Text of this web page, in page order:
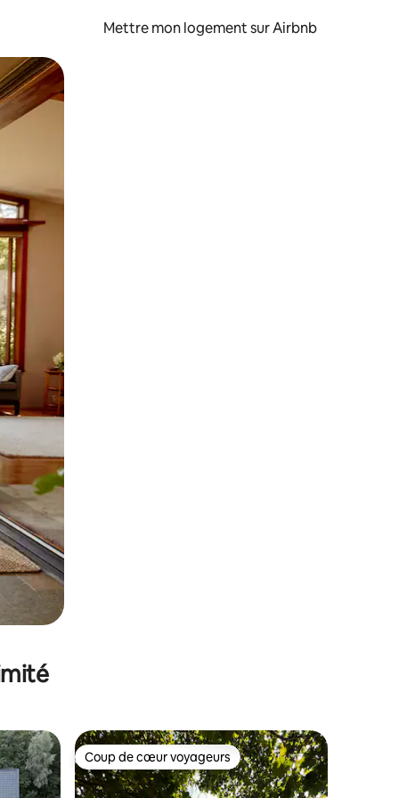
Mettre mon logement sur Airbnb
glisser.
appréciés Coup de cœur voyageurs
Coup de cœur voyageurs